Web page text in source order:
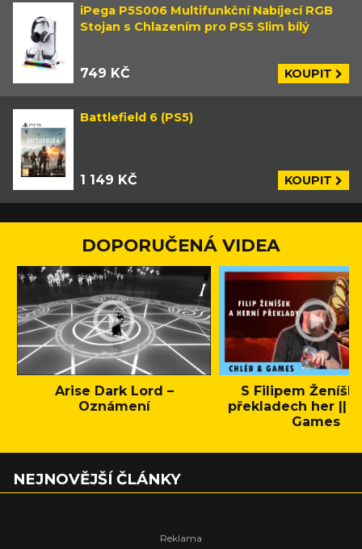
iPega P5S006 Multifunkční Nabíjecí RGB
Stojan s Chlazením pro PS5 Slim bílý
749 KČ KOUPIT
Battlefield 6 (PS5)
1 149 KČ KOUPIT
DOPORUČENÁ VIDEA
Arise Dark Lord –
Oznámení
S Filipem
překladech her ||
Games
NEJNOVĚJŠÍ ČLÁNKY